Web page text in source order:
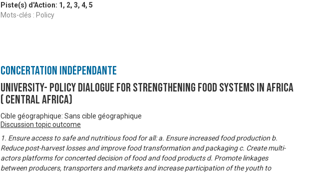
Piste(s) d'Action: 1 , 2, 3, 4, 5
Mots-clés : Policy
Concertation Indépendante
University- Policy Dialogue for Strengthening Food Systems in Africa
( Central Africa)
Cible géographique: Sans cible géographique
Discussion topic outcome
1. Ensure access to safe and nutritious food for all: a. Ensure increased food production b.
Reduce post-harvest losses and improve food transformation and packaging c. Create multi-
actors platforms for concerted decision of food and food products d. Promote linkages
between producers, transporters and markets and increase participation of the youth to